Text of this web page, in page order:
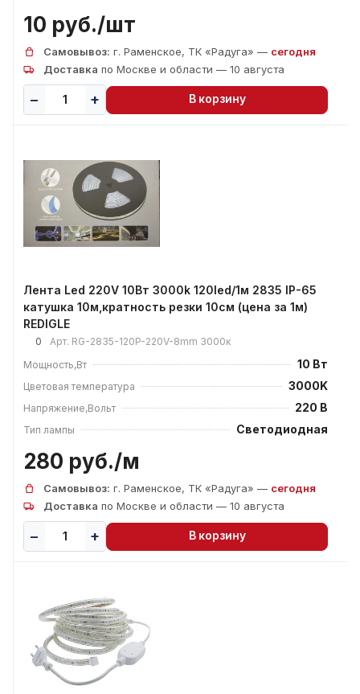
10 руб./шт
Самовывоз: г. Раменское, ТК «Радуга» — сегодня
Доставка по Москве и области — 10 августа
В корзину
Лента Led 220V 10Вт 3000k 120led/1м 2835 IP-65
катушка 10м,кратность резки 10см (цена за 1м)
REDIGLE
0 Арт. RG-2835-120P-220V-8mm 3000к
Мощность,Вт
10 Вт
Цветовая температура 3000K
Напряжение,Вольт 220 В
Тип лампы Светодиодная
280 руб./м
Самовывоз: г. Раменское, ТК «Радуга» — сегодня
Доставка по Москве и области — 10 августа
В корзину